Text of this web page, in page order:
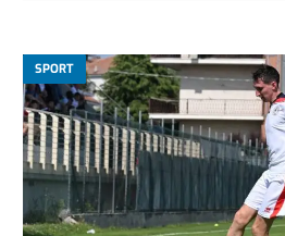
SPORT